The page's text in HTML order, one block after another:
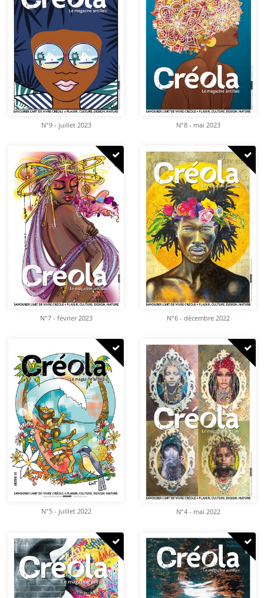
N°9 - juillet 2023 N°8 - mai 2023
N°7 - février 2023 N°6 - décembre 2022
N°5 - juillet 2022 N°4 - mai 2022